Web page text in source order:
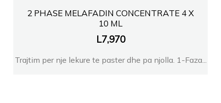
2 PHASE MELAFADIN CONCENTRATE 4 X
10 ML
L7,970
Trajtim per nje lekure te paster dhe pa njolla. 1-Faza...